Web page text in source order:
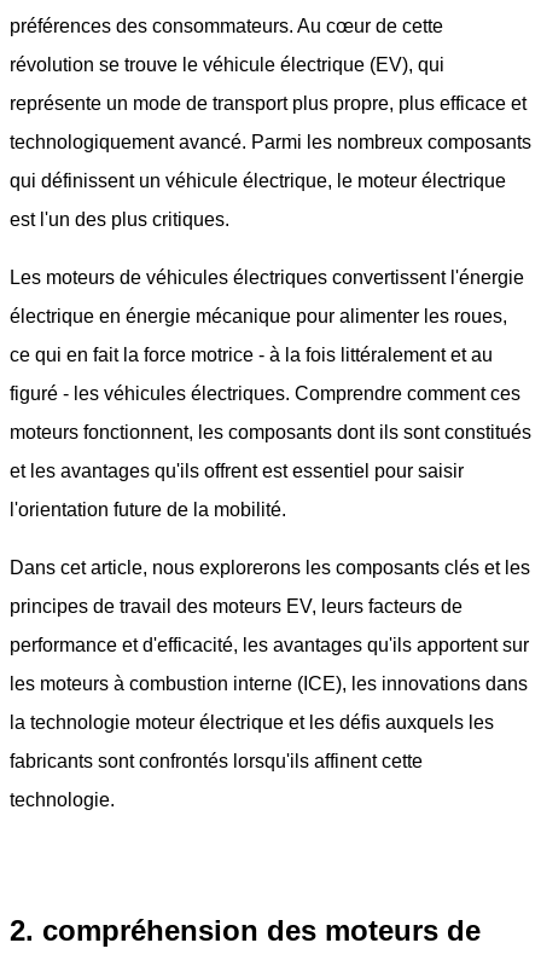
préférences des consommateurs. Au cœur de cette
révolution se trouve le véhicule électrique (EV), qui
représente un mode de transport plus propre, plus efficace et
technologiquement avancé. Parmi les nombreux composants
qui définissent un véhicule électrique, le moteur électrique
est l'un des plus critiques.
Les moteurs de véhicules électriques convertissent l'énergie
électrique en énergie mécanique pour alimenter les roues,
ce qui en fait la force motrice - à la fois littéralement et au
figuré - les véhicules électriques. Comprendre comment ces
moteurs fonctionnent, les composants dont ils sont constitués
et les avantages qu'ils offrent est essentiel pour saisir
l'orientation future de la mobilité.
Dans cet article, nous explorerons les composants clés et les
principes de travail des moteurs EV, leurs facteurs de
performance et d'efficacité, les avantages qu'ils apportent sur
les moteurs à combustion interne (ICE), les innovations dans
la technologie moteur électrique et les défis auxquels les
fabricants sont confrontés lorsqu'ils affinent cette
technologie.
2. compréhension des moteurs de